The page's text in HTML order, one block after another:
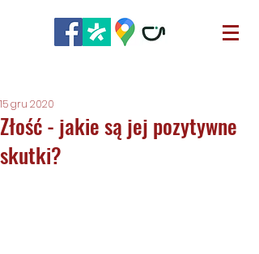
Złość - jakie są jej pozytywne
skutki?
15 gru 2020